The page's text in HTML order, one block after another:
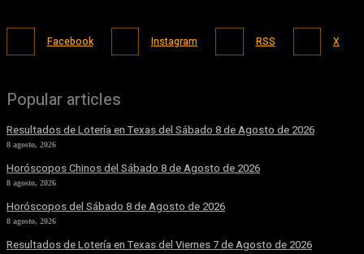
Facebook Instagram RSS X
Popular articles
Resultados de Lotería en Texas del Sábado 8 de Agosto de 2026
8 agosto, 2026
Horóscopos Chinos del Sábado 8 de Agosto de 2026
8 agosto, 2026
Horóscopos del Sábado 8 de Agosto de 2026
8 agosto, 2026
Resultados de Lotería en Texas del Viernes 7 de Agosto de 2026